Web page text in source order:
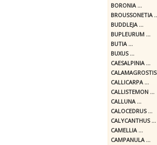
BORONIA ...
BROUSSONETIA
BUDDLEJA ...
BUPLEURUM ...
BUTIA ...
BUXUS ...
CAESALPINIA ...
CALLICARPA ...
CALLISTEMON ...
CALLUNA ...
CALOCEDRUS ...
CALYCANTHUS ...
CAMELLIA ...
CAMPANULA ...